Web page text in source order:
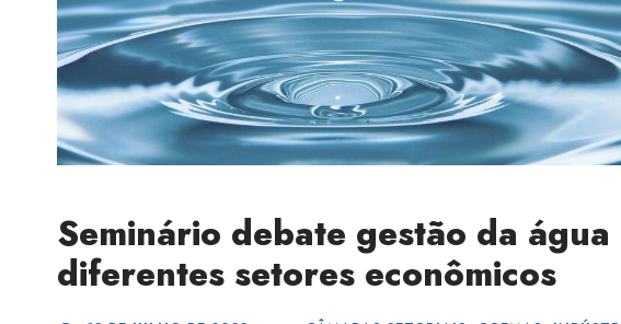
Seminário debate gestão da água
diferentes setores econômicos